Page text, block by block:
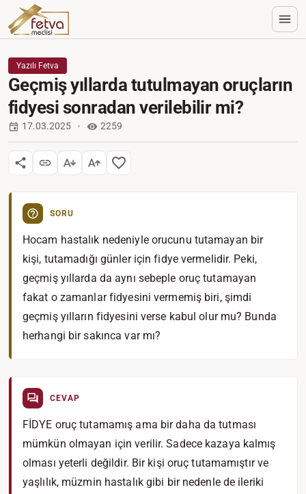
Yazılı Fetva
Geçmiş yıllarda tutulmayan oruçların
fidyesi sonradan verilebilir mi?
17.03.2025 2259
SORU
Hocam hastalık nedeniyle orucunu tutamayan bir
kişi, tutamadığı günler için fidye vermelidir. Peki,
geçmiş yıllarda da aynı sebeple oruç tutamayan
fakat o zamanlar fidyesini vermemiş biri, şimdi
geçmiş yılların fidyesini verse kabul olur mu? Bunda
herhangi bir sakınca var mı?
CEVAP
FİDYE oruç tutamamış ama bir daha da tutması
mümkün olmayan için verilir. Sadece kazaya kalmış
olması yeterli değildir. Bir kişi oruç tutamamıştır ve
yaşlılık, müzmin hastalık gibi bir nedenle de ileriki